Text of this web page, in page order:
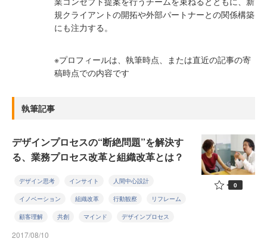
規クライアントの開拓や外部パートナーとの関係構築
にも注力する。
※プロフィールは、執筆時点、または直近の記事の寄
稿時点での内容です
執筆記事
デザインプロセスの“断絶問題”を解決す
る、業務プロセス改革と組織改革とは？
デザイン思考 インサイト 人間中心設計
イノベーション 組織改革 行動観察 リフレーム
顧客理解 共創 マインド デザインプロセス
2017/08/10
0